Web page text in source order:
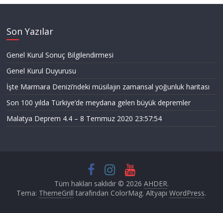
Son Yazılar
Genel Kurul Sonuç Bilgilendirmesi
Genel Kurul Duyurusu
İşte Marmara Denizi’ndeki müsilajın zamansal yoğunluk haritası
Son 100 yılda Türkiye’de meydana gelen büyük depremler
Malatya Deprem 4.4 – 8 Temmuz 2020 23:57:54
Tüm hakları saklıdır © 2026 AHDER.
Tema: ThemeGrill tarafından ColorMag. AltyapıWordPress.